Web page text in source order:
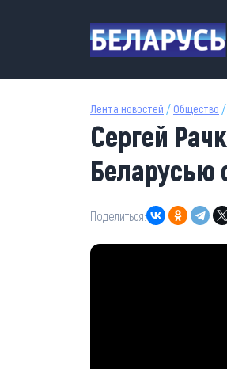
Лента новостей / Общество /
Сергей
Беларусью
Поделиться: